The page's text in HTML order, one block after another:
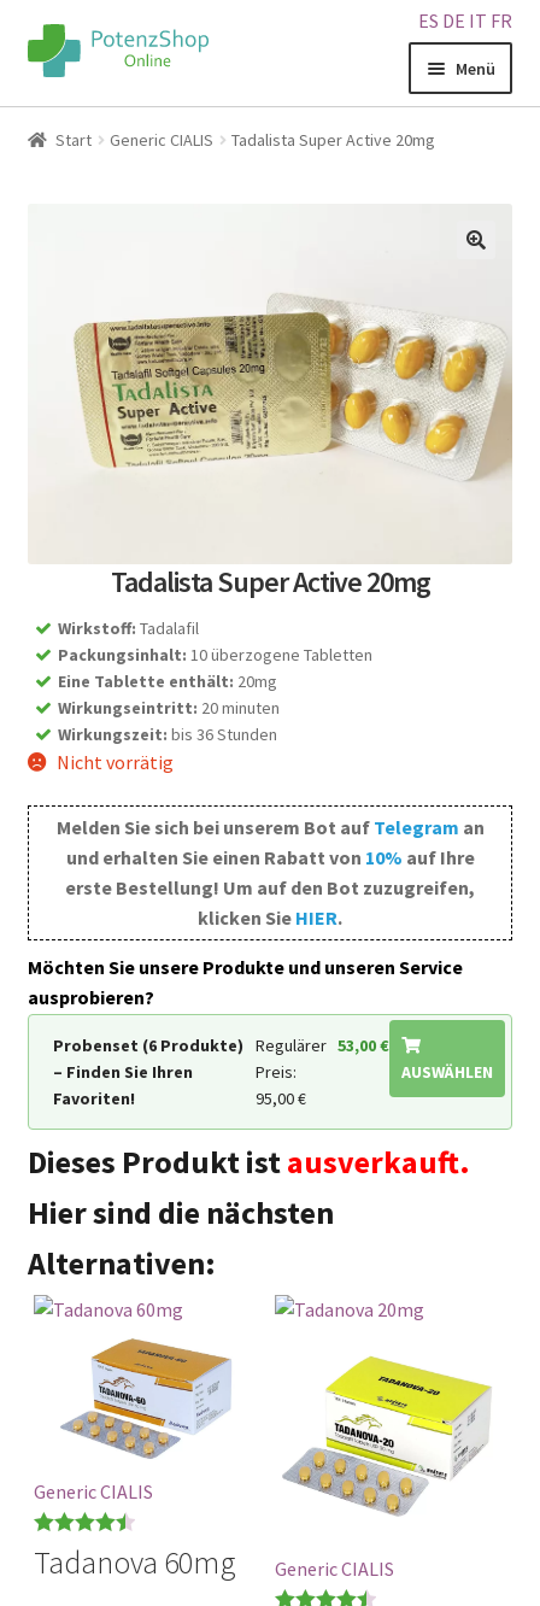
ES DE IT FR
Menü
Home
Sitemap
Warenkorb
Start Generic CIALIS Tadalista Super Active 20mg
Tadalista Super Active 20mg
Wirkstoff: Tadalafil
Packungsinhalt: 10 überzogene Tabletten
Eine Tablette enthält: 20mg
Wirkungseintritt: 20 minuten
Wirkungszeit: bis 36 Stunden
Nicht vorrätig
Melden Sie sich bei unserem Bot auf Telegram an
und erhalten Sie einen Rabatt von 10% auf Ihre
erste Bestellung! Um auf den Bot zuzugreifen,
klicken Sie HIER.
Möchten Sie unsere Produkte und unseren Service
ausprobieren?
Probenset (6 Produkte)
– Finden Sie Ihren
Favoriten!
Regulärer
Preis:
95,00€
53,00€
AUSWÄHLEN
Dieses Produkt istausverkauft.
Hier sind die nächsten
Alternativen:
Generic CIALIS
Bewertet
Tadanova 60mg Generic CIALIS